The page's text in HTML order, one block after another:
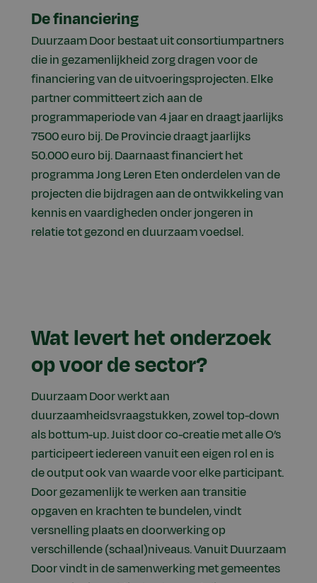
De financiering
Duurzaam Door bestaat uit consortiumpartners
die in gezamenlijkheid zorg dragen voor de
financiering van de uitvoeringsprojecten. Elke
partner committeert zich aan de
programmaperiode van 4 jaar en draagt jaarlijks
7500 euro bij. De Provincie draagt jaarlijks
50.000 euro bij. Daarnaast financiert het
programma Jong Leren Eten onderdelen van de
projecten die bijdragen aan de ontwikkeling van
kennis en vaardigheden onder jongeren in
relatie tot gezond en duurzaam voedsel.
Wat levert het onderzoek
op voor de sector?
Duurzaam Door werkt aan
duurzaamheidsvraagstukken, zowel top-down
als bottum-up. Juist door co-creatie met alle O’s
participeert iedereen vanuit een eigen rol en is
de output ook van waarde voor elke participant.
Door gezamenlijk te werken aan transitie
opgaven en krachten te bundelen, vindt
versnelling plaats en doorwerking op
verschillende (schaal)niveaus. Vanuit Duurzaam
Door vindt in de samenwerking met gemeentes